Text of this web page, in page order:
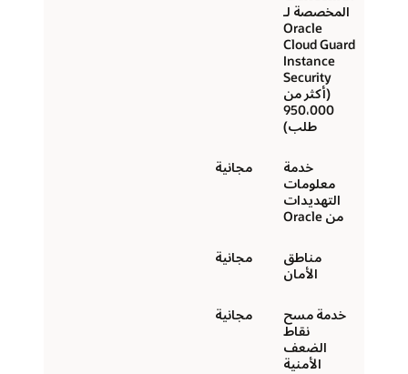
المخصصة لـ
Oracle
Cloud Guard
Instance
Security
(أكثر من
950،000
طلب)
خدمة
معلومات
التهديدات
من Oracle
مجانية
مناطق
الأمان
مجانية
خدمة مسح
نقاط
الضعف
الأمنية
مجانية